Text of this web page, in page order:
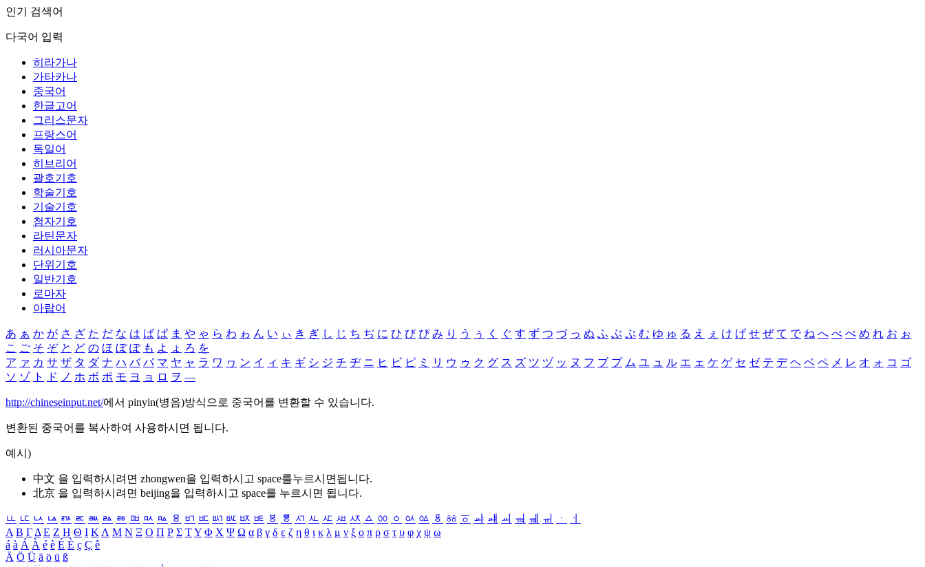
인기 검색어
다국어 입력
히라가나
가타카나
중국어
한글고어
그리스문자
프랑스어
독일어
히브리어
괄호기호
학술기호
기술기호
첨자기호
라틴문자
러시아문자
단위기호
일반기호
로마자
아랍어
あ ぁ か が さ ざ た だ な は ば ぱ ま や ゃ ら わ ゎ ん い ぃ き ぎ し じ ち ぢ に ひ び ぴ み り う ぅ く ぐ す ず つ づ っ ぬ ふ ぶ ぷ む ゆ ゅ る え ぇ け げ せ ぜ て で ね へ べ ぺ め れ お ぉ
こ ご そ ぞ と ど の ほ ぼ ぽ も よ ょ ろ を
ア ァ カ サ ザ タ ダ ナ ハ バ パ マ ヤ ャ ラ ワ ヮ ン イ ィ キ ギ シ ジ チ ヂ ニ ヒ ビ ピ ミ リ ウ ゥ ク グ ス ズ ツ ヅ ッ ヌ フ ブ プ ム ユ ュ ル エ ェ ケ ゲ セ ゼ テ デ ヘ ベ ペ メ レ オ ォ コ ゴ
ソ ゾ ト ド ノ ホ ボ ポ モ ヨ ョ ロ ヲ ―
http://chineseinput.net/에서 pinyin(병음)방식으로 중국어를 변환할 수 있습니다.
변환된 중국어를 복사하여 사용하시면 됩니다.
예시)
中文 을 입력하시려면 zhongwen을 입력하시고 space를누르시면됩니다.
北京 을 입력하시려면 beijing을 입력하시고 space를 누르시면 됩니다.
ㅥ ㅦ ㅧ ㅨ ㅩ ㅪ ㅫ ㅬ ㅭ ㅮ ㅯ ㅰ ㅱ ㅲ ㅳ ㅴ ㅵ ㅶ ㅷ ㅸ ㅹ ㅺ ㅻ ㅼ ㅽ ㅾ ㅿ ㆀ ㆁ ㆂ ㆃ ㆄ ㆅ ㆆ ㆇ ㆈ ㆉ ㆊ ㆋ ㆌ ㆍ
ㆎ
Α Β ΓΔ Ε Ζ Η Θ Ι ΚΛ Μ Ν Ξ Ο Π Ρ Σ ΤΥ Φ Χ Ψ Ω α β γ δ ε ζ η θ ι κ λ μ ν ξ ο π ρ σ τ υ φ χ ψ ω
á à Á À é è É È ç Ç ê
Ä Ö Ü ä ö ü ß